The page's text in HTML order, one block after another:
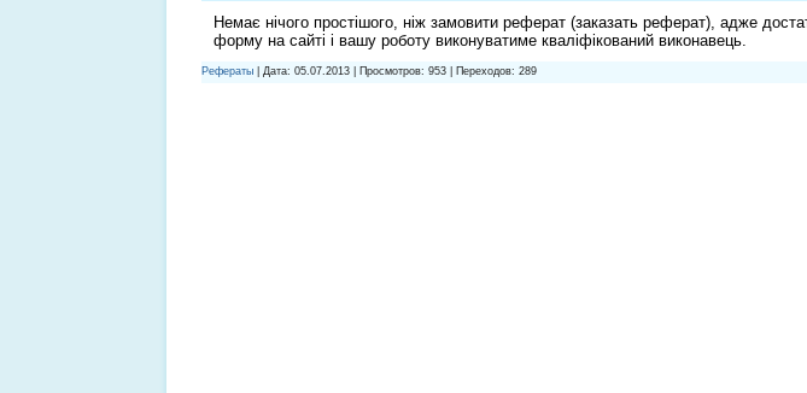
Немає нічого простішого, ніж замовити реферат (заказать реферат), адже
форму на сайті і вашу роботу виконуватиме кваліфікований виконавець.
Рефераты | Дата: 05.07.2013 | Просмотров: 953 | Переходов: 289